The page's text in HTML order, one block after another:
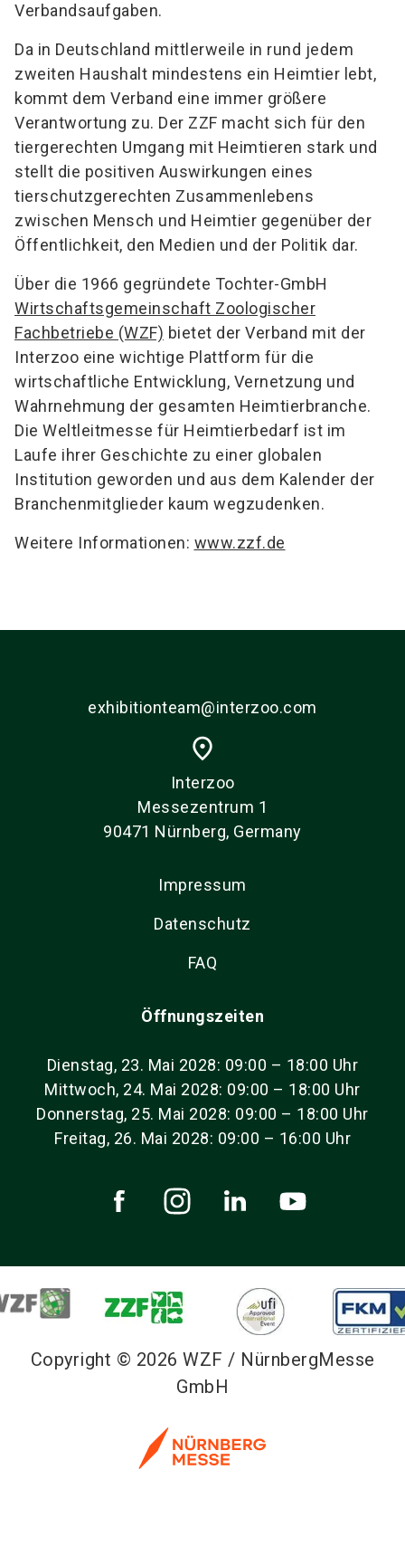
Verbandsaufgaben.
Da in Deutschland mittlerweile in rund jedem
zweiten Haushalt mindestens ein Heimtier lebt,
kommt dem Verband eine immer größere
Verantwortung zu. Der ZZF macht sich für den
tiergerechten Umgang mit Heimtieren stark und
stellt die positiven Auswirkungen eines
tierschutzgerechten Zusammenlebens
zwischen Mensch und Heimtier gegenüber der
Öffentlichkeit, den Medien und der Politik dar.
Über die 1966 gegründete Tochter-GmbH
Wirtschaftsgemeinschaft Zoologischer
Fachbetriebe (WZF) bietet der Verband mit der
Interzoo eine wichtige Plattform für die
wirtschaftliche Entwicklung, Vernetzung und
Wahrnehmung der gesamten Heimtierbranche.
Die Weltleitmesse für Heimtierbedarf ist im
Laufe ihrer Geschichte zu einer globalen
Institution geworden und aus dem Kalender der
Branchenmitglieder kaum wegzudenken.
Weitere Informationen: www.zzf.de
exhibitionteam@interzoo.com
place
Interzoo
Messezentrum 1
90471 Nürnberg, Germany
Impressum
Datenschutz
FAQ
Öffnungszeiten
Dienstag, 23. Mai 2028: 09:00 – 18:00 Uhr
Mittwoch, 24. Mai 2028: 09:00 – 18:00 Uhr
Donnerstag, 25. Mai 2028: 09:00 – 18:00 Uhr
Freitag, 26. Mai 2028: 09:00 – 16:00 Uhr
Copyright © 2026 WZF / NürnbergMesse
GmbH